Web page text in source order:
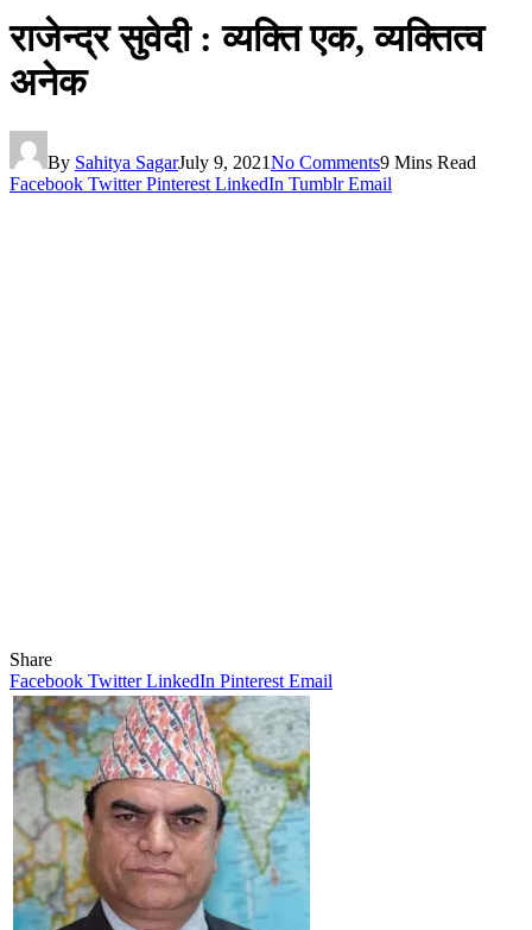
राजेन्द्र सुवेदी : व्यक्ति एक, व्यक्तित्व
अनेक
By Sahitya SagarJuly 9, 2021No Comments9 Mins Read
Facebook Twitter Pinterest LinkedIn Tumblr Email
Share
Facebook Twitter LinkedIn Pinterest Email